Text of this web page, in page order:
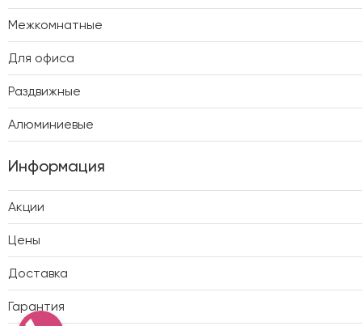
Межкомнатные
Для офиса
Раздвижные
Алюминиевые
Информация
Акции
Цены
Доставка
Гарантия